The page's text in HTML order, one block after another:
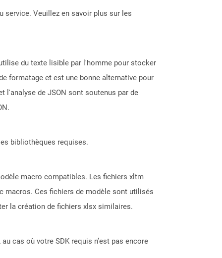
service. Veuillez en savoir plus sur les
du texte lisible par l'homme pour stocker
formatage et est une bonne alternative pour
l'analyse de JSON sont soutenus par de
bibliothèques requises.
macro compatibles. Les fichiers xltm
macros. Ces fichiers de modèle sont utilisés
la création de fichiers xlsx similaires.
cas où votre SDK requis n’est pas encore